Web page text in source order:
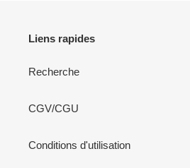
Liens rapides
Recherche
CGV/CGU
Conditions d'utilisation